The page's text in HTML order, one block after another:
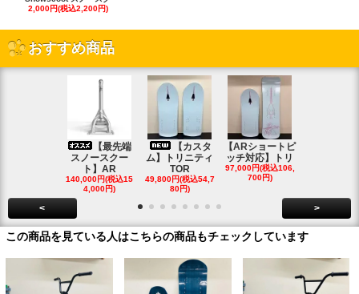
2,000円(税込2,200円)
おすすめ商品
【最先端
スノースクー
ト】AR
140,000円(税込15
4,000円)
【カスタ
ム】トリニティ
TOR
49,800円(税込54,7
80円)
【ARショートピ
ッチ対応】トリ
97,000円(税込106,
700円)
< >
この商品を見ている人はこちらの商品もチェックしています